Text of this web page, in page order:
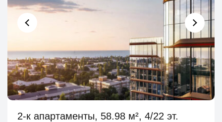
2-к апартаменты, 58.98 м², 4/22 эт.